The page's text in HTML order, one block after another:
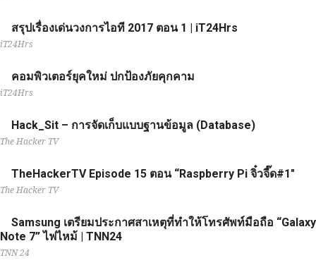
สรุปเรื่องเด่นวงการไอที 2017 ตอน 1 | iT24Hrs
iT24Hrs
คอมพิวเตอร์ยุคใหม่ ปกป้องภัยคุกคาม
iT24Hrs
Hack_Sit – การจัดเก็บแบบฐานข้อมูล (Database)
The Hacker TV
TheHackerTV Episode 15 ตอน “Raspberry Pi จิ๋วจี๊ด#1"
The Hacker TV
Samsung เตรียมประกาศสาเหตุที่ทำให้โทรศัพท์มือถือ “Galaxy
Note 7” ไฟไหม้ | TNN24
TNN 24